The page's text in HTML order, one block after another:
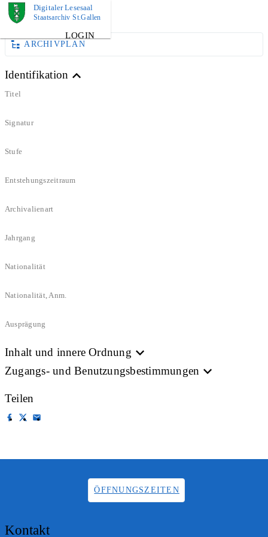
Digitaler Lesesaal
Staatsarchiv St.Gallen
LOGIN
DOKUMENT
ARCHIVPLAN
Identifikation
Titel
Signatur
Stufe
Entstehungszeitraum
Archivalienart
Jahrgang
Nationalität
Nationalität, Anm.
Ausprägung
Inhalt und innere Ordnung
Zugangs- und Benutzungsbestimmungen
Teilen
ÖFFNUNGSZEITEN
Kontakt